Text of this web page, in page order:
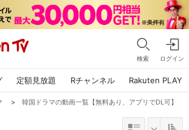
検索 ログイン
定額見放題 Rチャンネル Rakuten PLAY
> 韓国ドラマの動画一覧【無料あり、アプリでDL可】